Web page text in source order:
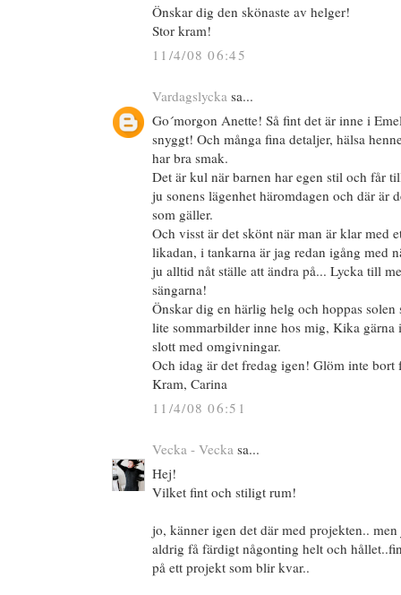
Önskar dig den skönaste av helger!
Stor kram!
11/4/08 06:45
Vardagslycka sa...
Go´morgon Anette! Så fint det är inne i
snyggt! Och många fina detaljer, hälsa
har bra smak.
Det är kul när barnen har egen stil och får
ju sonens lägenhet häromdagen och där är
som gäller.
Och visst är det skönt när man är klar med
likadan, i tankarna är jag redan igång med
ju alltid nåt ställe att ändra på... Lycka till
sängarna!
Önskar dig en härlig helg och hoppas
lite sommarbilder inne hos mig, Kika
slott med omgivningar.
Och idag är det fredag igen! Glöm inte bort
Kram, Carina
11/4/08 06:51
Vecka - Vecka sa...
Hej!
Vilket fint och stiligt rum!
jo, känner igen det där med projekten.. men
aldrig få färdigt någonting helt och
på ett projekt som blir kvar..